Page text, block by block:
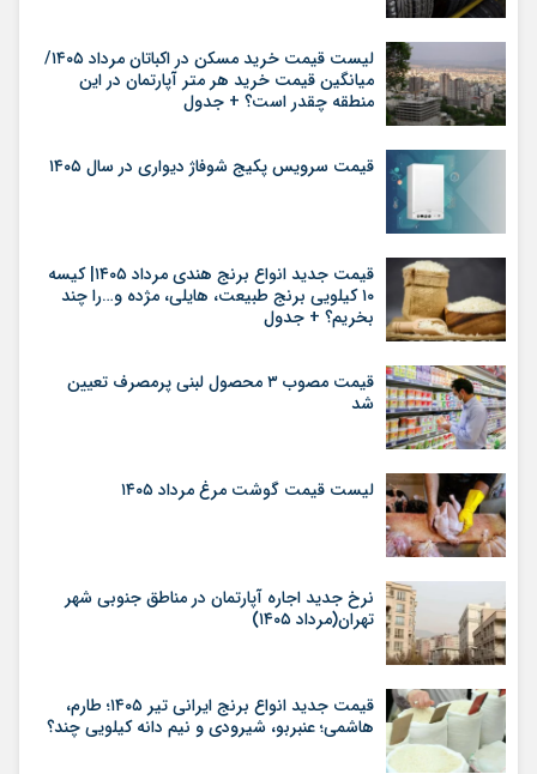
لیست قیمت خرید مسکن در اکباتان مرداد ۱۴۰۵/
میانگین قیمت خرید هر متر آپارتمان در این
منطقه چقدر است؟ + جدول
قیمت سرویس پکیج شوفاژ دیواری در سال ۱۴۰۵
قیمت جدید انواع برنج هندی مرداد ۱۴۰۵| کیسه
۱۰ کیلویی برنج طبیعت، هایلی، مژده و…را چند
بخریم؟ + جدول
قیمت مصوب ۳ محصول لبنی پرمصرف تعیین
شد
لیست قیمت گوشت مرغ مرداد ۱۴۰۵
نرخ جدید اجاره آپارتمان در مناطق جنوبی شهر
تهران(مرداد ۱۴۰۵)
قیمت جدید انواع برنج ایرانی تیر ۱۴۰۵؛ طارم،
هاشمی؛ عنبربو، شیرودی و نیم دانه کیلویی چند؟